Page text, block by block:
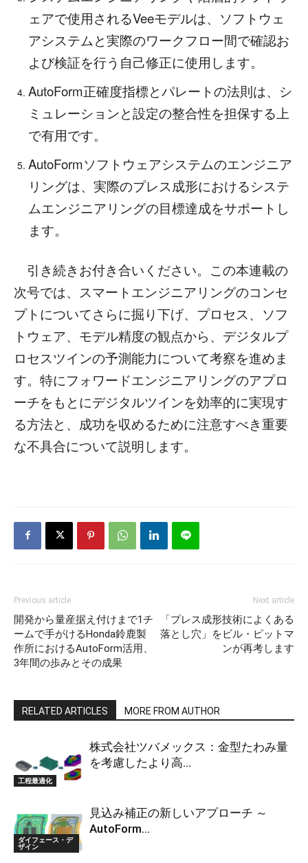
ェアで使用されるVeeモデルは、ソフトウェ
アシステムと実際のワークフロー間で確認お
よび検証を行う自己修正に使用します。
AutoForm正確度指標とパレートの法則は、シ
ミュレーションと設定の整合性を担保する上
で有用です。
AutoFormソフトウェアシステムのエンジニア
リングは、実際のプレス成形におけるシステ
ムエンジニアリングの目標達成をサポートし
ます。
引き続きお付き合いください。この本連載の
次号では、スマートエンジニアリングのコンセ
プトについてさらに掘り下げ、プロセス、ソフ
トウェア、モデル精度の観点から、デジタルプ
ロセスツインの予測能力について考察を進めま
す。特にフォワードエンジニアリングのアプロ
ーチをもとにデジタルツインを効率的に実現す
る方法と、成功を収めるために注意すべき重要
な不具合について説明します。
Previous article
開発から量産据え付けまで1チ
ームで手がけるHonda鈴鹿製
作所におけるAutoForm活用、
3年間の歩みとその成果
Next article
「プレス成形技術によくある
落とし穴」をビル・ピットマ
ンが再考します
RELATED ARTICLES MORE FROM AUTHOR
工程最適化
株式会社ツバメックス：金型たわみ量
を考慮したより高...
ダイフェース・デ
ザイン
見込み補正の新しいアプローチ ～
AutoForm...